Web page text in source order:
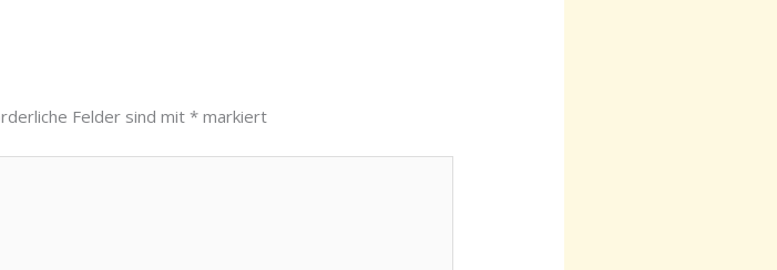
Felder sind mit* markiert